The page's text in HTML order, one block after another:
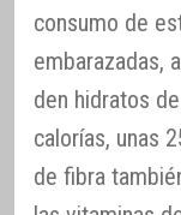
consumo de
embarazadas,
den hidratos
calorías, unas
de fibra